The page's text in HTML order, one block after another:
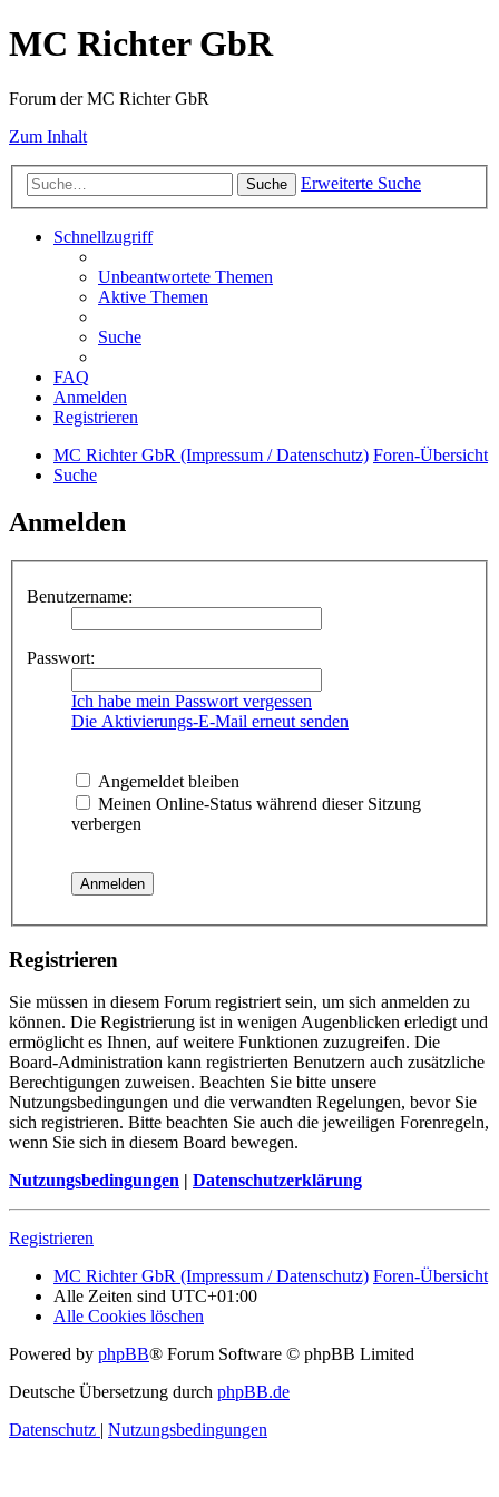
MC Richter GbR
Forum der MC Richter GbR
Zum Inhalt
Suche Erweiterte Suche
Schnellzugriff
Unbeantwortete Themen
Aktive Themen
Suche
FAQ
Anmelden
Registrieren
MC Richter GbR (Impressum / Datenschutz) Foren-Übersicht
Suche
Anmelden
Benutzername:
Passwort:
Ich habe mein Passwort vergessen
Die Aktivierungs-E-Mail erneut senden
Angemeldet bleiben
Meinen Online-Status während dieser Sitzung
verbergen
Registrieren
Sie müssen in diesem Forum registriert sein, um sich anmelden zu
können. Die Registrierung ist in wenigen Augenblicken erledigt und
ermöglicht es Ihnen, auf weitere Funktionen zuzugreifen. Die
Board-Administration kann registrierten Benutzern auch zusätzliche
Berechtigungen zuweisen. Beachten Sie bitte unsere
Nutzungsbedingungen und die verwandten Regelungen, bevor Sie
sich registrieren. Bitte beachten Sie auch die jeweiligen Forenregeln,
wenn Sie sich in diesem Board bewegen.
Nutzungsbedingungen | Datenschutzerklärung
Registrieren
MC Richter GbR (Impressum / Datenschutz) Foren-Übersicht
Alle Zeiten sind UTC+01:00
Alle Cookies löschen
Powered by phpBB® Forum Software © phpBB Limited
Deutsche Übersetzung durch phpBB.de
Datenschutz | Nutzungsbedingungen